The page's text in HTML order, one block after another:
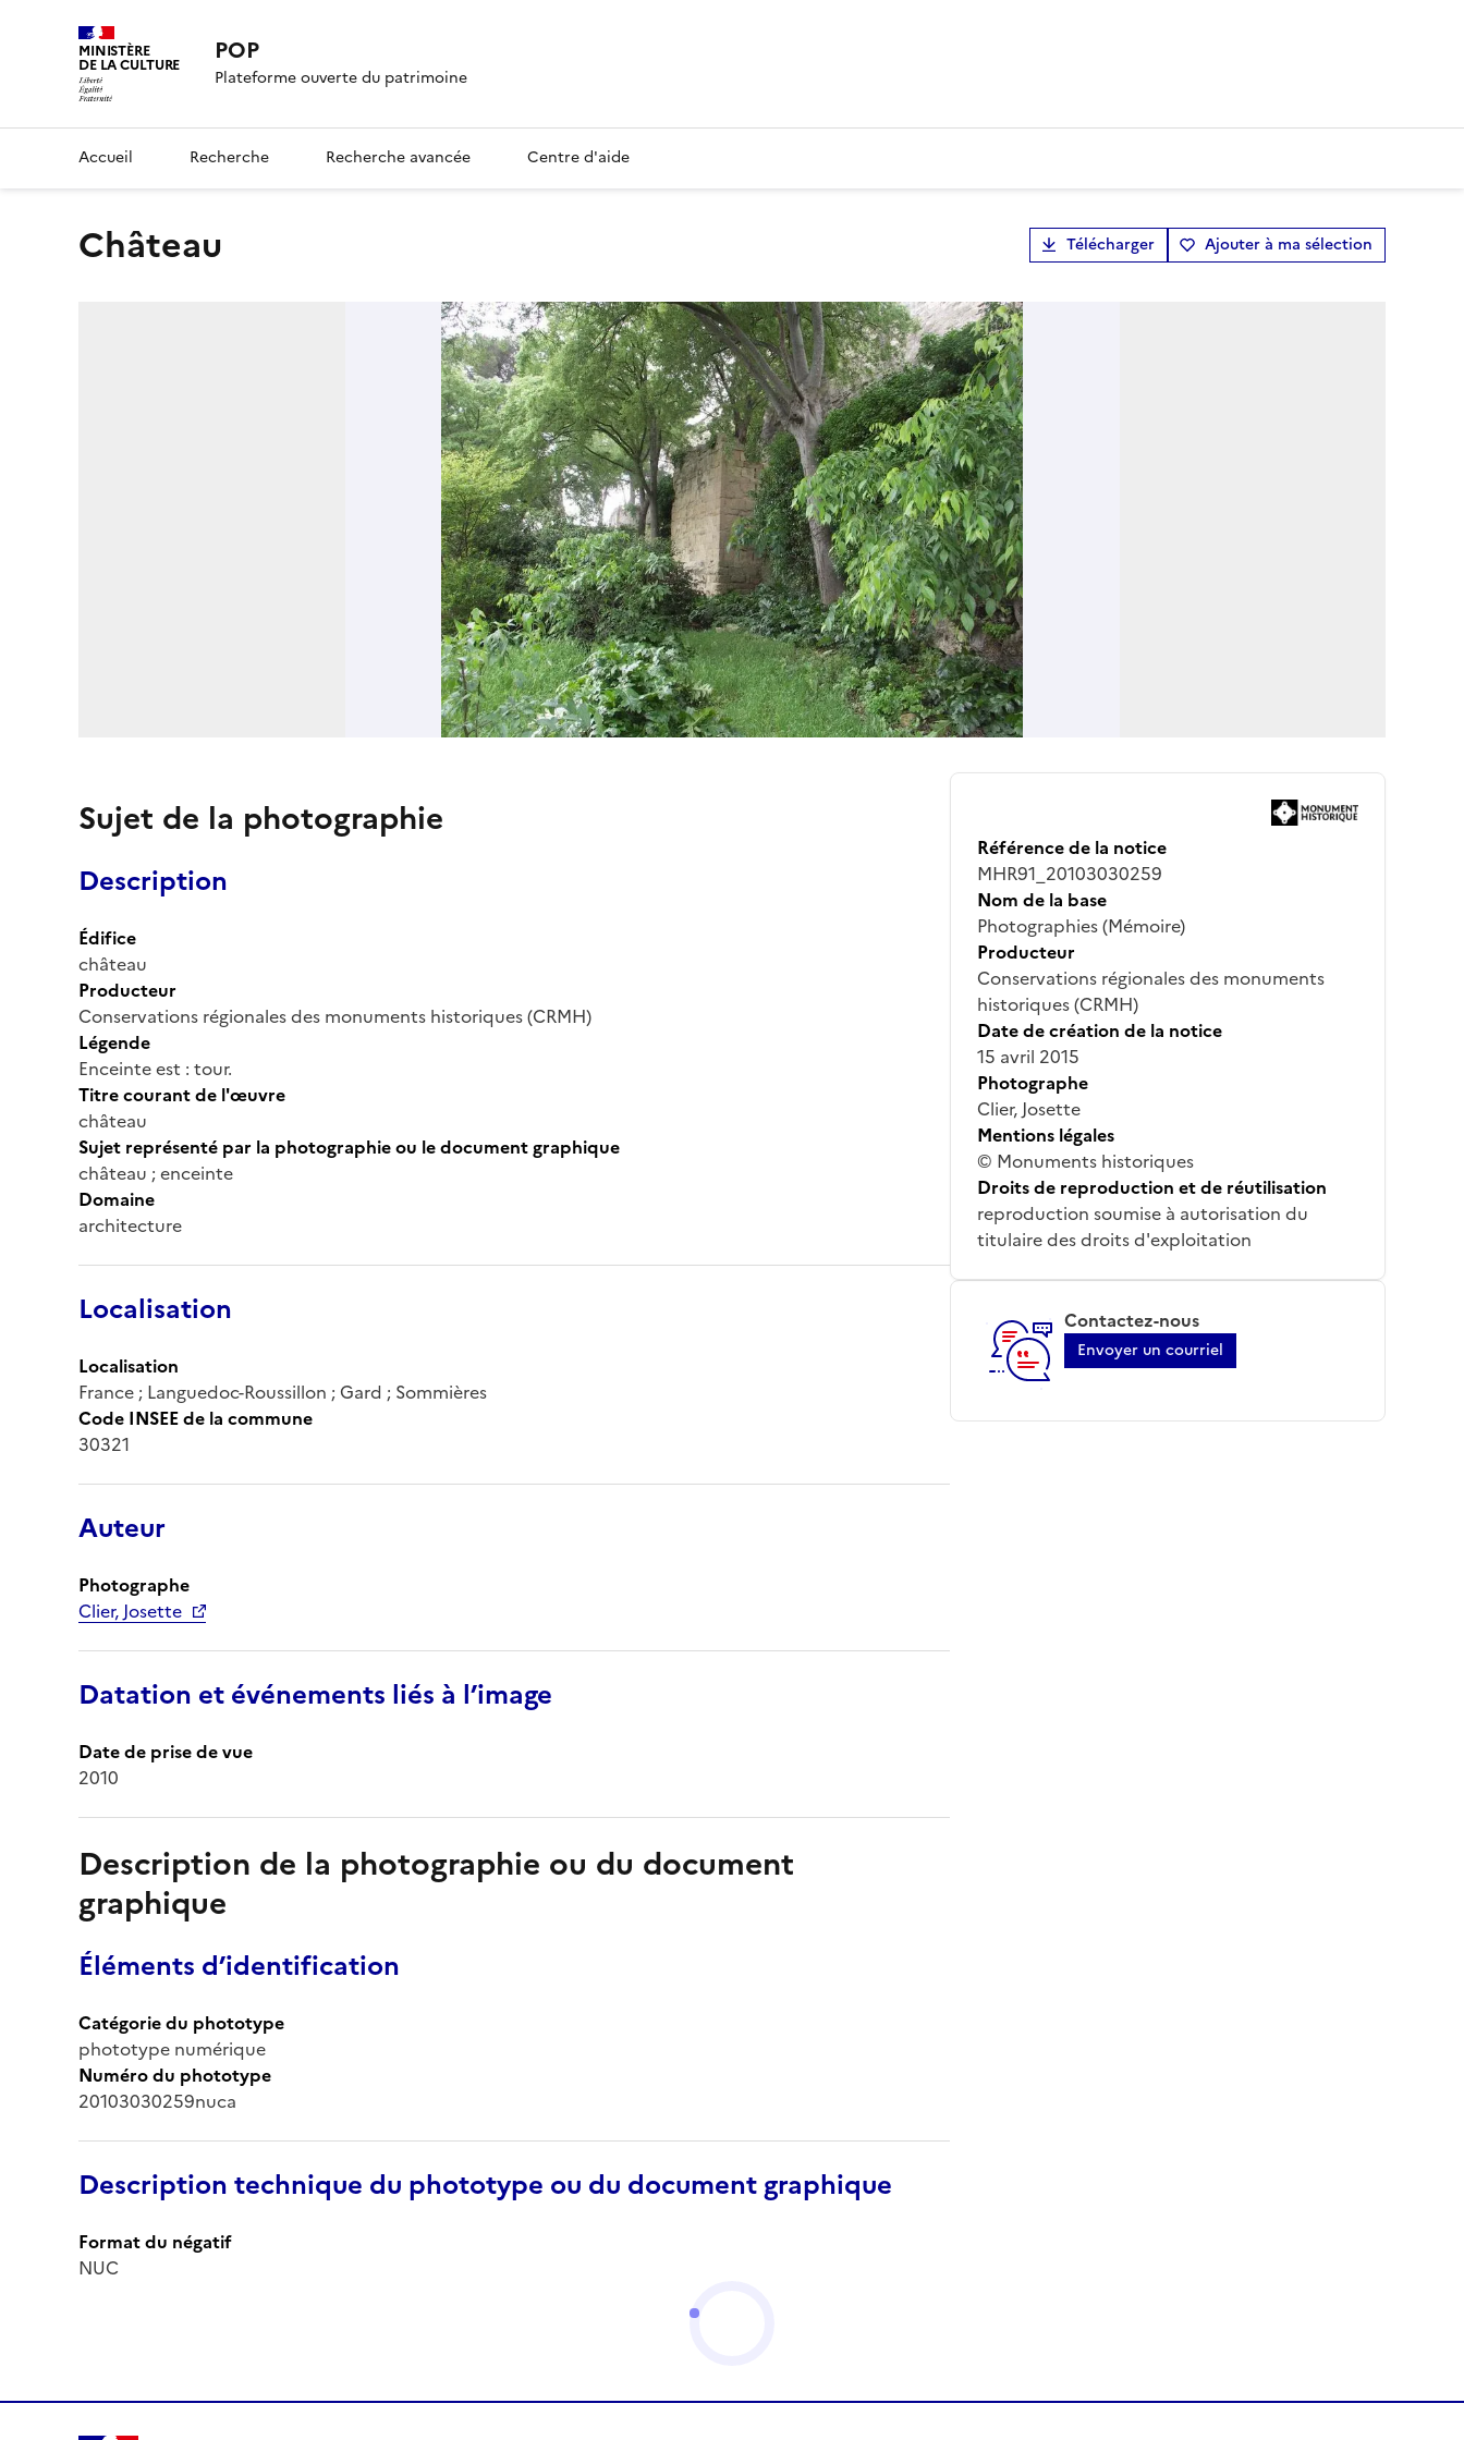
MINISTÈRE
DE LA CULTURE POP
Plateforme ouverte du patrimoine
Accueil Recherche Recherche avancée Centre d'aide
château Télécharger Ajouter à ma sélection
Sujet de la photographie
Description
Édifice
château
Producteur
Conservations régionales des monuments historiques (CRMH)
Légende
Enceinte est : tour.
Titre courant de l'œuvre
château
Sujet représenté par la photographie ou le document graphique
château ; enceinte
Domaine
architecture
Localisation
Localisation
France ; Languedoc-Roussillon ; Gard ; Sommières
Code INSEE de la commune
30321
Auteur
Photographe
Clier, Josette
Datation et événements liés à l’image
Date de prise de vue
2010
Description de la photographie ou du document
graphique
Éléments d’identification
Catégorie du phototype
phototype numérique
Numéro du phototype
20103030259nuca
Description technique du phototype ou du document graphique
Format du négatif
NUC
Référence de la notice
MHR91_20103030259
Nom de la base
Photographies (Mémoire)
Producteur
Conservations régionales des monuments
historiques (CRMH)
Date de création de la notice
15 avril 2015
Photographe
Clier, Josette
Mentions légales
© Monuments historiques
Droits de reproduction et de réutilisation
reproduction soumise à autorisation du
titulaire des droits d'exploitation
Contactez-nous
Envoyer un courriel